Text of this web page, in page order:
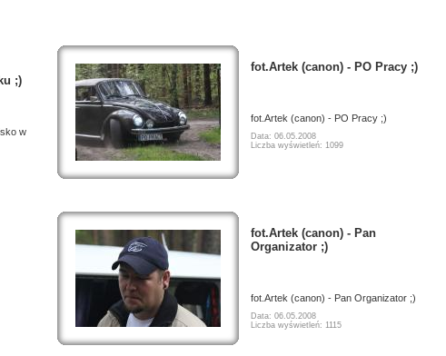
;)
w
fot.Artek (canon) - PO Pracy ;)
fot.Artek (canon) - PO Pracy ;)
Data: 06.05.2008
Liczba wyświetleń: 1099
fot.Artek (canon) - Pan
Organizator ;)
fot.Artek (canon) - Pan Organizator ;)
Data: 06.05.2008
Liczba wyświetleń: 1115